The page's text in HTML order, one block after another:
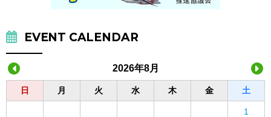
EVENT CALENDAR
2026年8月
日 月 火 水 木 金 土
1